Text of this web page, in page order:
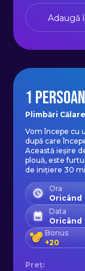
Adaugă
1
Plimbări
Vom începe cu
după care
Această ieșire
plouă, este
de inițiere 30
Ora
Oricând
Data
Oricând
Bonus
+20
Preț: